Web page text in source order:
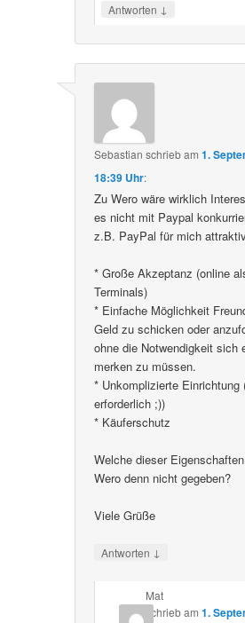
Antworten ↓
Sebastian schriebam1.
18:39 Uhr:
Zu Wero wäre wirklich
es nicht mit Paypal
z.B. PayPal für mich
* Große Akzeptanz (online
Terminals)
* Einfache Möglichkeit
Geld zu schicken oder
ohne die Notwendigkeit sich
merken zu müssen.
* Unkomplizierte
erforderlich ;))
* Käuferschutz
Welche dieser
Wero denn nicht gegeben?
Viele Grüße
Antworten ↓
Mat
schriebam 1.